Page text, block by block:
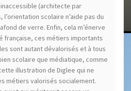
(architecte par
l’orientation scolaire n’aide pas du
de verre. Enfin, cela m’énerve
française, ces métiers importants
sont autant dévalorisés et à tous
scolaire que médiatique, comme
illustration de Diglee qui ne
métiers valorisés socialement.